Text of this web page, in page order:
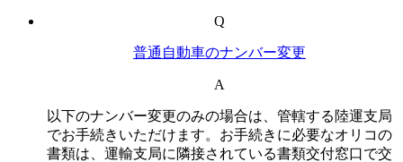
Q
普通自動車のナンバー変更
A
以下のナンバー変更のみの場合は、管轄する陸運支局
でお手続きいただけます。お手続きに必要なオリコの
書類は、運輸支局に隣接されている書類交付窓口で交